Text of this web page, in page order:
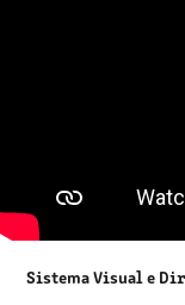
Sistema Visual e